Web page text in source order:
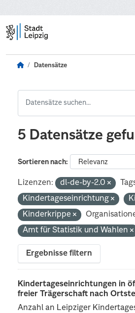
Datensätze
5 Datensätze
Sortieren nach
Lizenzen: dl-de-by-2.0
Kindertageseinrichtung
Kinderkrippe
Amt für Statistik und Wahlen
Ergebnisse filtern
Kindertageseinrichtungen in
freier Trägerschaft nach
Anzahl an Leipziger